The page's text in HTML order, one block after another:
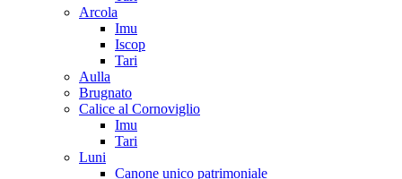
Arcola
Imu
Iscop
Tari
Aulla
Brugnato
Calice al Cornoviglio
Imu
Tari
Luni
Canone unico patrimoniale